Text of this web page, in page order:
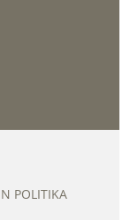
POLITIKA